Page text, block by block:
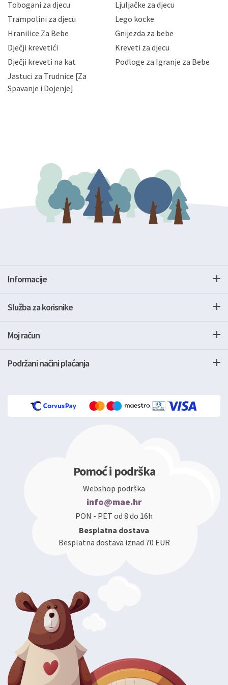
priopćavanje osobnih podataka samo onim svojim
zaposlenicima kojima su isti potrebni radi provedbe
slučajevima koji su dozvoljeni zakonima. Napominjemo
da možete u svako doba, u potpunosti ili djelomice,
zatražiti prestanak aktivnosti obrade Vaših osobnih
podataka. Opoziv privole možete podnijeti poštom na
gore navedenu adresu ili e-mailom na adresu:
Tobogani za djecu
Ljuljačke za djecu
Trampolini za djecu
Lego kocke
Hranilice Za Bebe
Gnijezda za bebe
Dječji krevetići
Kreveti za djecu
Dječji kreveti na kat
Podloge za Igranje za Bebe
Jastuci za Trudnice [Za
Spavanje i Dojenje]
Informacije
Služba za korisnike
Moj račun
Podržani načini plaćanja
Pomoć i podrška
Webshop podrška
info@mae.hr
PON - PET od 8 do 16h
Besplatna dostava
Besplatna dostava iznad 70 EUR